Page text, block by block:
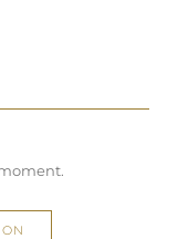
univers. Pleaser est
ultra féminines
style ne